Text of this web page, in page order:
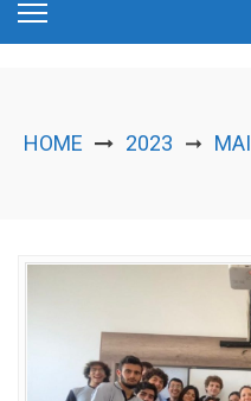
HOME 2023 ➞ MAI